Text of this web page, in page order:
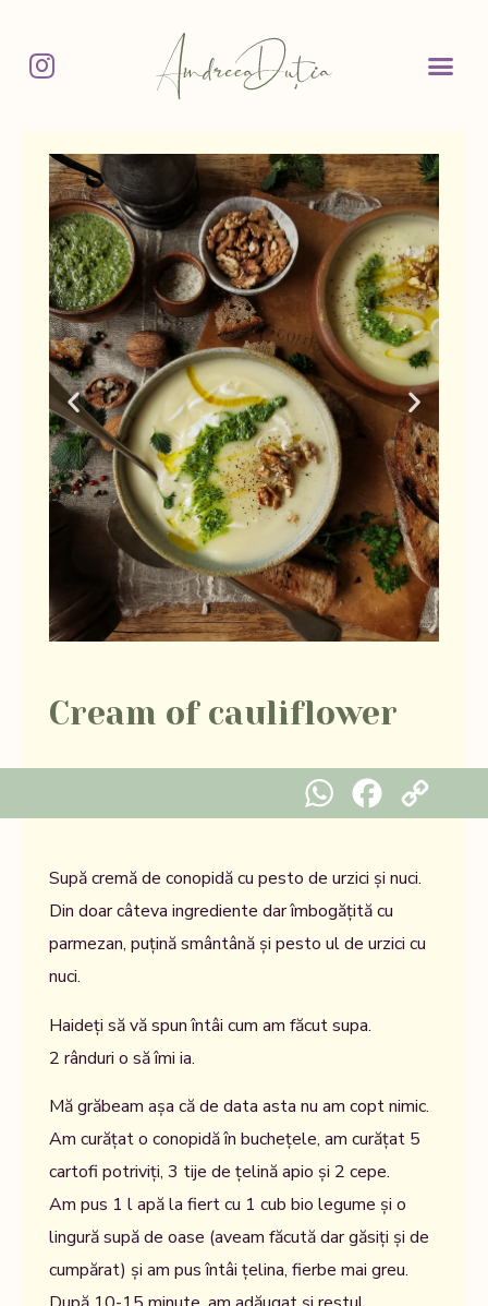
Cream of cauliflower
WhatsAppFacebook
Copy Link
Supă cremă de conopidă cu pesto de urzici și nuci.
Din doar câteva ingrediente dar îmbogățită cu
parmezan, puțină smântână și pesto ul de urzici cu
nuci.
Haideți să vă spun întâi cum am făcut supa.
2 rânduri o să îmi ia.
Mă grăbeam așa că de data asta nu am copt nimic.
Am curățat o conopidă în buchețele, am curățat 5
cartofi potriviți, 3 tije de țelină apio și 2 cepe.
Am pus 1 l apă la fiert cu 1 cub bio legume și o
lingură supă de oase (aveam făcută dar găsiți și de
cumpărat) și am pus întâi țelina, fierbe mai greu.